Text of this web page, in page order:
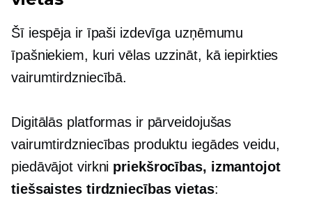
Šī iespēja ir īpaši izdevīga uzņēmumu
īpašniekiem, kuri vēlas uzzināt, kā iepirkties
vairumtirdzniecībā.
Digitālās platformas ir pārveidojušas
vairumtirdzniecības produktu iegādes veidu,
piedāvājot virkni priekšrocības, izmantojot
tiešsaistes tirdzniecības vietas: